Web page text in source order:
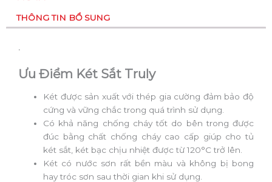
THÔNG TIN BỔ SUNG
.
Ưu Điểm Két Sắt Truly
Két được sản xuất với thép gia cường đảm bảo độ
cứng và vững chắc trong quá trình sử dụng.
Có khả năng chống cháy tốt do bên trong được
đúc bằng chất chống cháy cao cấp giúp cho tủ
két sắt, két bạc chịu nhiệt được từ 120°C trở lên.
Két có nước sơn rất bền màu và không bị bong
hay tróc sơn sau thời gian khi sử dụng.